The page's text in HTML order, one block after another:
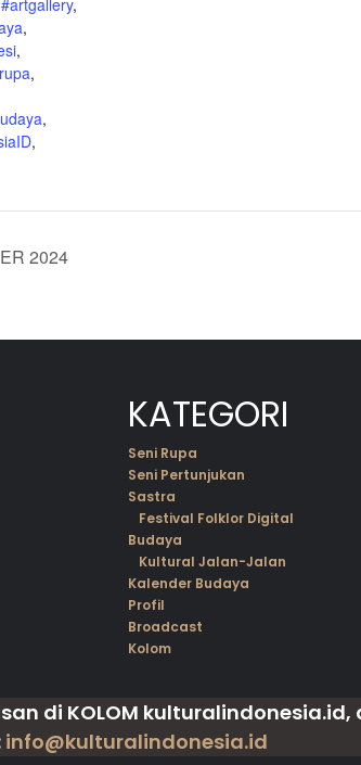
#artgallery,
,
,
,
,
,
2024
KATEGORI
Seni Rupa
Seni Pertunjukan
Sastra
Festival Folklor Digital
Budaya
Kultural Jalan-Jalan
Kalender Budaya
Profil
Broadcast
Kolom
di KOLOM kulturalindonesia.id,
info@kulturalindonesia.id